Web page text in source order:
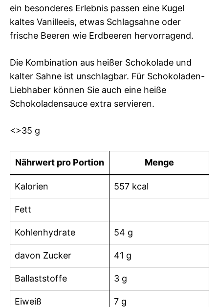
ein besonderes Erlebnis passen eine Kugel
kaltes Vanilleeis, etwas Schlagsahne oder
frische Beeren wie Erdbeeren hervorragend.
Die Kombination aus heißer Schokolade und
kalter Sahne ist unschlagbar. Für Schokoladen-
Liebhaber können Sie auch eine heiße
Schokoladensauce extra servieren.
<>35 g
Nährwert pro Portion Menge
Kalorien 557 kcal
Fett
Kohlenhydrate 54 g
davon Zucker 41 g
Ballaststoffe 3 g
Eiweiß 7 g